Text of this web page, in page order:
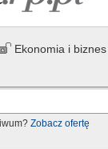
Ekonomia i biznes
Zobacz ofertę